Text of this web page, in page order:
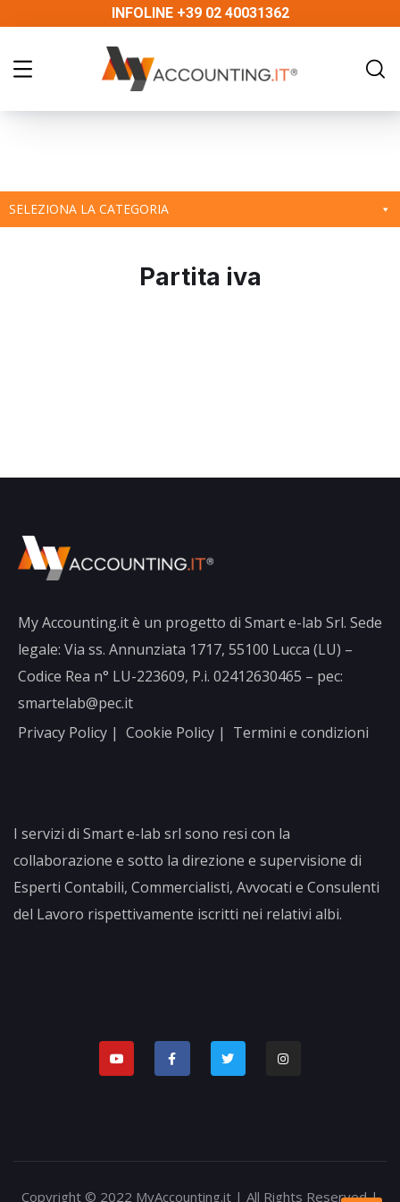
INFOLINE +39 02 40031362
SELEZIONA LA CATEGORIA
Partita iva
My Accounting.it è un progetto di Smart e-lab Srl. Sede
legale: Via ss. Annunziata 1717, 55100 Lucca (LU) –
Codice Rea n° LU-223609, P.i. 02412630465 – pec:
smartelab@pec.it
Privacy Policy | Cookie Policy | Termini e condizioni
I servizi di Smart e-lab srl sono resi con la
collaborazione e sotto la direzione e supervisione di
Esperti Contabili, Commercialisti, Avvocati e Consulenti
del Lavoro rispettivamente iscritti nei relativi albi.
Copyright © 2022 MyAccounting.it | All Rights Reserved |